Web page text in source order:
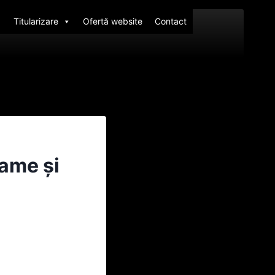
Titularizare Ofertă website Contact
și